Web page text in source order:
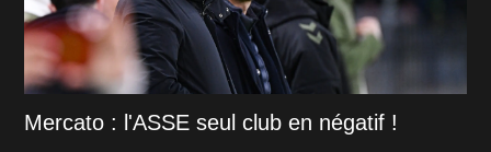
Mercato : l'ASSE seul club en négatif !